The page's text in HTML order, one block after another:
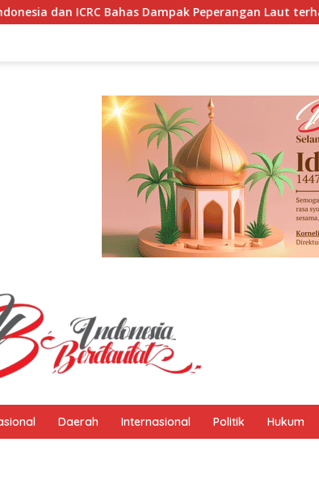
Dampak Peperangan Laut terhadap Lingkungan
Daerah Internasional Politik Hukum